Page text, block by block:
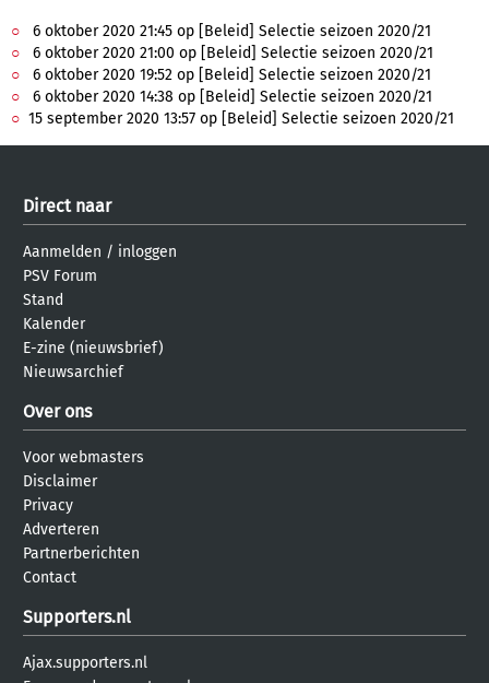
6 oktober 2020 21:45 op [Beleid] Selectie seizoen 2020/21
6 oktober 2020 21:00 op [Beleid] Selectie seizoen 2020/21
6 oktober 2020 19:52 op [Beleid] Selectie seizoen 2020/21
6 oktober 2020 14:38 op [Beleid] Selectie seizoen 2020/21
15 september 2020 13:57 op [Beleid] Selectie seizoen 2020/21
Direct naar
Aanmelden / inloggen
PSV Forum
Stand
Kalender
E-zine (nieuwsbrief)
Nieuwsarchief
Over ons
Voor webmasters
Disclaimer
Privacy
Adverteren
Partnerberichten
Contact
Supporters.nl
Ajax.supporters.nl